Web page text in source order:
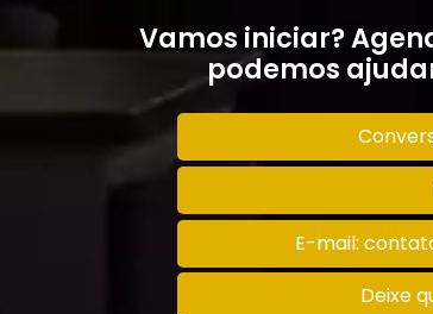
Vamos iniciar?
podemos
E-mail:
Deixe